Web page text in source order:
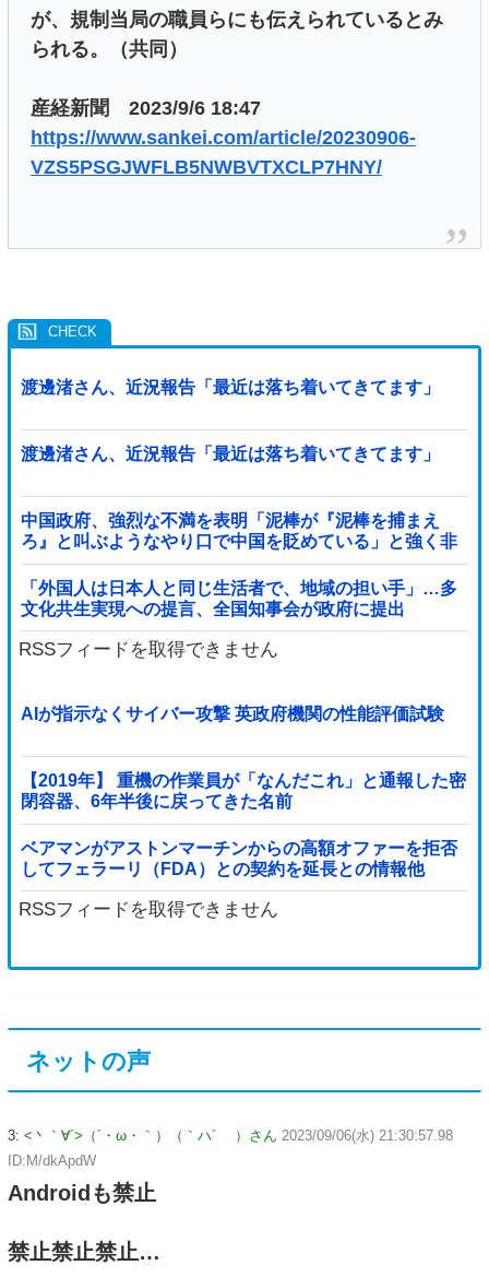
が、規制当局の職員らにも伝えられているとみ
られる。（共同）
産経新聞 2023/9/6 18:47
https://www.sankei.com/article/20230906-
VZS5PSGJWFLB5NWBVTXCLP7HNY/
渡邊渚さん、近況報告「最近は落ち着いてきてます」
渡邊渚さん、近況報告「最近は落ち着いてきてます」
中国政府、強烈な不満を表明「泥棒が『泥棒を捕まえ
ろ』と叫ぶようなやり口で中国を貶めている」と強く非
難！
「外国人は日本人と同じ生活者で、地域の担い手」…多
文化共生実現への提言、全国知事会が政府に提出
RSSフィードを取得できません
AIが指示なくサイバー攻撃 英政府機関の性能評価試験
【2019年】 重機の作業員が「なんだこれ」と通報した密
閉容器、6年半後に戻ってきた名前
ベアマンがアストンマーチンからの高額オファーを拒否
してフェラーリ（FDA）との契約を延長との情報他
RSSフィードを取得できません
ネットの声
3: <丶｀∀´>（´・ω・｀）（｀ハ´ ）さん 2023/09/06(水) 21:30:57.98
ID:M/dkApdW
Androidも禁止
禁止禁止禁止…